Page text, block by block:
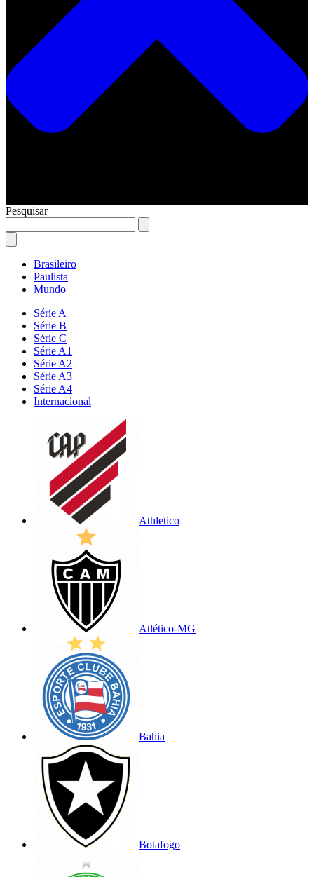
Pesquisar
Brasileiro
Paulista
Mundo
Série A
Série B
Série C
Série A1
Série A2
Série A3
Série A4
Internacional
Athletico
Atlético-MG
Bahia
Botafogo